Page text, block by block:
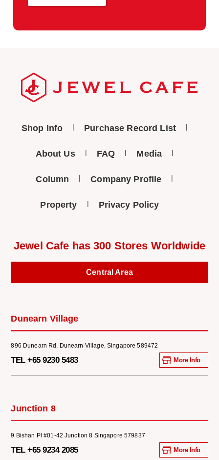
Shop Info Purchase Record List
About Us FAQ Media
Column Company Profile
Property Privacy Policy
Jewel Cafe has 300 Stores Worldwide
Central Area
Dunearn Village
896 Dunearn Rd, Dunearn Village, Singapore 589472
TEL +65 9230 5483 More Info
Junction 8
9 Bishan Pl #01-42 Junction 8 Singapore 579837
TEL +65 9234 2085 More Info